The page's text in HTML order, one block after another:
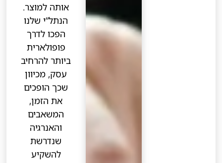
אותה למוצר.
הנתל”י שלנו
הפכו לדרך
פופולארית
ביותר להרחיב
עסק, מכיוון
שכך הופכים
את הזמן,
המשאבים
והאנרגיה
שנדרשת
להשקיע